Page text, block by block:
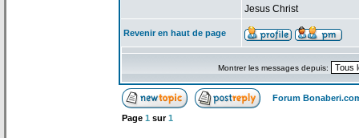
Jesus Christ
Revenir en haut de page
Montrer les messages depuis:
Forum
Page 1 sur1